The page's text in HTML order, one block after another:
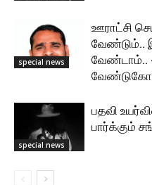
special news
ஊராட்சி
வேண்டும்..
வேண்டாம்..
special news
பதவி
பார்க்கும்